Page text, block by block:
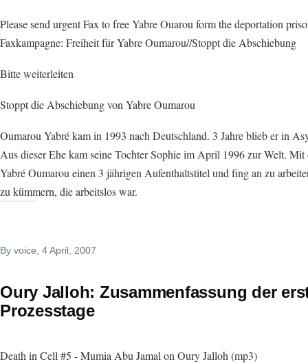
Please send urgent Fax to free Yabre Ouarou form the deportation
Faxkampagne: Freiheit für Yabre Oumarou//Stoppt die Abschiebung
Bitte weiterleiten
Stoppt die Abschiebung von Yabre Oumarou
Oumarou Yabré kam in 1993 nach Deutschland. 3 Jahre blieb er in
Aus dieser Ehe kam seine Tochter Sophie im April 1996 zur Welt.
Yabré Oumarou einen 3 jährigen Aufenthaltstitel und fing an zu
zu kümmern, die arbeitslos war.
By voice, 4 April, 2007
Oury Jalloh: Zusammenfassung der
Prozesstage
Death in Cell #5 - Mumia Abu Jamal on Oury Jalloh (mp3)